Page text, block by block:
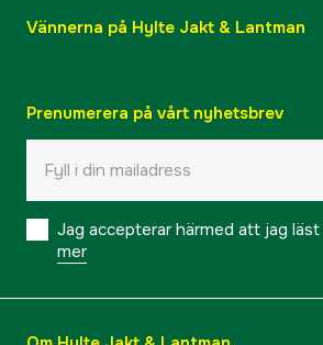
Vännerna på Hylte Jakt & Lantman
Prenumerera på vårt nyhetsbrev
Jag accepterar härmed att jag
mer